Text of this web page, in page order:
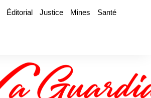
Éditorial Justice Mines
Santé